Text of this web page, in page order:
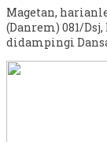
Magetan,
(Danrem) 081/
didampingi